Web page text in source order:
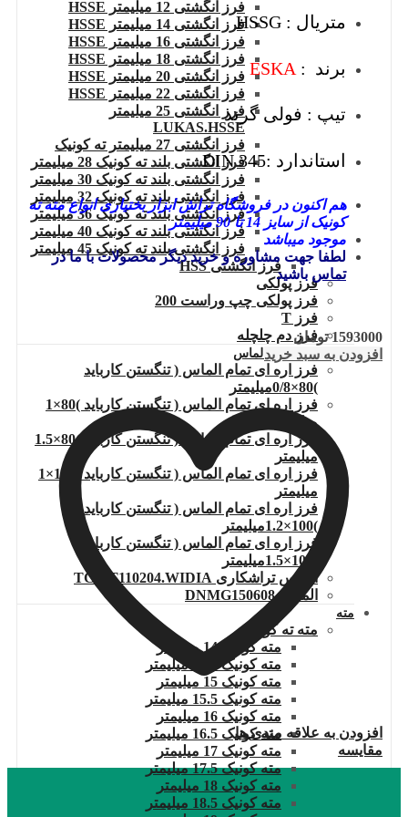
فرز انگشتی 12 میلیمتر HSSE
فرز انگشتی 14 میلیمتر HSSE
فرز انگشتی 16 میلیمتر HSSE
فرز انگشتی 18 میلیمتر HSSE
فرز انگشتی 20 میلیمتر HSSE
فرز انگشتی 22 میلیمتر HSSE
فرز انگشتی 25 میلیمتر
LUKAS.HSSE
فرز انگشتی 27 میلیمتر ته کونیک
فرز انگشتی بلند ته کونیک 28 میلیمتر
فرز انگشتی بلند ته کونیک 30 میلیمتر
فرز انگشتی بلند ته کونیک 32 میلیمتر
فرز انگشتی بلند ته کونیک 36 میلیمتر
فرز انگشتی بلند ته کونیک 40 میلیمتر
فرز انگشتی بلند ته کونیک 45 میلیمتر
فرز انگشتی HSS
فرز پولکی
فرز پولکی چپ وراست 200
فرز T
فرز دم چلچله
فرز اره ای تمام الماس
فرز اره ای تمام الماس ( تنگستن کارباید
)80×0/8میلیمتر
فرز اره ای تمام الماس ( تنگستن کارباید )80×1
میلیمتر
فرز اره ای تمام الماس ( تنگستن کارباید )80×1.5
میلیمتر
فرز اره ای تمام الماس ( تنگستن کارباید )100×1
میلیمتر
فرز اره ای تمام الماس ( تنگستن کارباید
)100×1.2میلیمتر
فرز اره ای تمام الماس ( تنگستن کارباید
الماس تراشکاری TCMT110204.WIDIA
الماس DNMG150608
مته
مته ته کونیک
مته کونیک 14 میلیمتر
مته کونیک 14.5 میلیمتر
مته کونیک 15 میلیمتر
مته کونیک 15.5 میلیمتر
مته کونیک 16 میلیمتر
مته کونیک 16.5 میلیمتر
مته کونیک 17 میلیمتر
مته کونیک 17.5 میلیمتر
مته کونیک 18 میلیمتر
مته کونیک 18.5 میلیمتر
متریال : HSSG
برند : ESKA
تیپ : فولی گرند
استاندارد :DIN 345
هم اکنون در فروشگاه تراش ابزار بختیاری انواع مته ته
کونیک از سایز 14 تا 90 میلیمتر
موجود میباشد
لطفا جهت مشاوره و خرید دیگر محصولات با ما در
تماس باشید
1593000 تومان
افزودن به سبد خرید
افزودن به علاقه مندی ها
مقایسه